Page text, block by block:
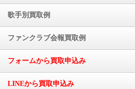
歌手別買取例
ファンクラブ会報買取例
フォームから買取申込み
LINEから買取申込み